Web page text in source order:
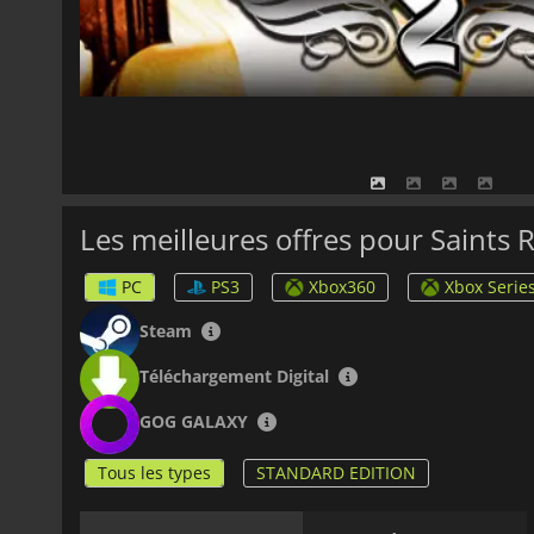
Les meilleures offres pour Saints
PC PS3 Xbox360
Xbox
Steam
Téléchargement Digital
GOG GALAXY
Tous les types STANDARD EDITION